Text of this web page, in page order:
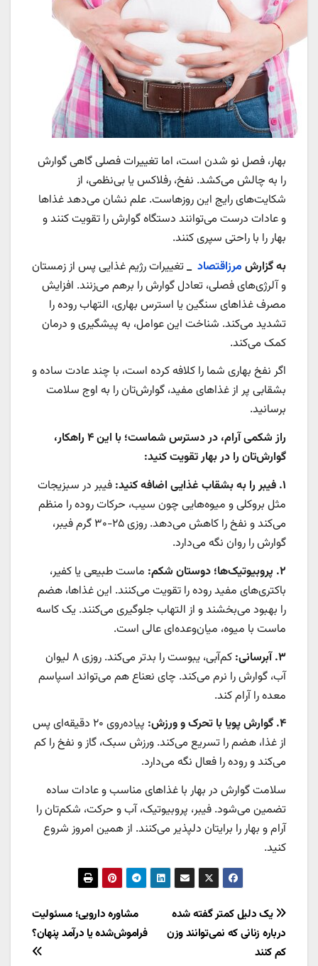
بهار، فصل نو شدن است، اما تغییرات فصلی گاهی گوارش
را به چالش می‌کشد. نفخ، رفلاکس یا بی‌نظمی، از
شکایت‌های رایج این روزهاست. علم نشان می‌دهد غذاها
و عادات درست می‌توانند دستگاه گوارش را تقویت کنند و
بهار را با راحتی سپری کنند.
به گزارش مرزاقتصاد _تغییرات رژیم غذایی پس از زمستان
و آلرژی‌های فصلی، تعادل گوارش را برهم می‌زنند. افزایش
مصرف غذاهای سنگین یا استرس بهاری، التهاب روده را
تشدید می‌کند. شناخت این عوامل، به پیشگیری و درمان
کمک می‌کند.
اگر نفخ بهاری شما را کلافه کرده است، با چند عادت ساده و
بشقابی پر از غذاهای مفید، گوارش‌تان را به اوج سلامت
برسانید.
راز شکمی آرام، در دسترس شماست؛ با این ۴ راهکار،
گوارش‌تان را در بهار تقویت کنید:
۱. فیبر را به بشقاب غذایی اضافه کنید:
فیبر در سبزیجات
مثل بروکلی و میوه‌هایی چون سیب، حرکات روده را منظم
می‌کند و نفخ را کاهش می‌دهد. روزی ۲۵-۳۰ گرم فیبر،
گوارش را روان نگه می‌دارد.
۲. پروبیوتیک‌ها؛ دوستان شکم:
ماست طبیعی یا کفیر،
باکتری‌های مفید روده را تقویت می‌کنند. این غذاها، هضم
را بهبود می‌بخشند و از التهاب جلوگیری می‌کنند. یک کاسه
ماست با میوه، میان‌وعده‌ای عالی است.
۳. آبرسانی:
کم‌آبی، یبوست را بدتر می‌کند. روزی ۸ لیوان
آب، گوارش را نرم می‌کند. چای نعناع هم می‌تواند اسپاسم
معده را آرام کند.
۴. گوارش پویا با تحرک و ورزش:
پیاده‌روی ۲۰ دقیقه‌ای پس
از غذا، هضم را تسریع می‌کند. ورزش سبک، گاز و نفخ را کم
می‌کند و روده را فعال نگه می‌دارد.
سلامت گوارش در بهار با غذاهای مناسب و عادات ساده
تضمین می‌شود. فیبر، پروبیوتیک، آب و حرکت، شکم‌تان را
آرام و بهار را برایتان دلپذیر می‌کنند. از همین امروز شروع
کنید.
راهبری
نوشته
مشاوره دارویی؛ مسئولیت
فراموش‌شده یا درآمد پنهان؟
یک دلیل کمتر گفته شده
درباره زنانی که نمی‌توانند وزن
کم کنند